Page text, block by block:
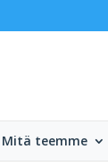
Mitä teemme